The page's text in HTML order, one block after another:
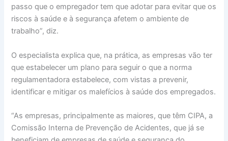
passo que o empregador tem que adotar para evitar que os
riscos à saúde e à segurança afetem o ambiente de
trabalho”, diz.
O especialista explica que, na prática, as empresas vão ter
que estabelecer um plano para seguir o que a norma
regulamentadora estabelece, com vistas a prevenir,
identificar e mitigar os malefícios à saúde dos empregados.
“As empresas, principalmente as maiores, que têm CIPA, a
Comissão Interna de Prevenção de Acidentes, que já se